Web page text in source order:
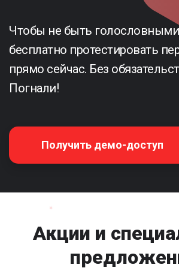
Чтобы не быть
бесплатно протестировать
прямо сейчас. Без
Погнали!
Получить демо-доступ
Акции и